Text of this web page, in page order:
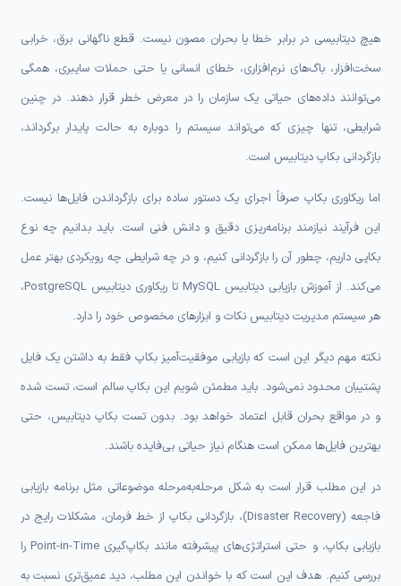
هیچ دیتابیسی در برابر خطا یا بحران مصون نیست. قطع ناگهانی برق، خرابی
سخت‌افزار، باگ‌های نرم‌افزاری، خطای انسانی یا حتی حملات سایبری، همگی
می‌توانند داده‌های حیاتی یک سازمان را در معرض خطر قرار دهند. در چنین
شرایطی، تنها چیزی که می‌تواند سیستم را دوباره به حالت پایدار برگرداند،
بازگردانی بکاپ دیتابیس است.
اما ریکاوری بکاپ صرفاً اجرای یک دستور ساده برای بازگرداندن فایل‌ها نیست.
این فرآیند نیازمند برنامه‌ریزی دقیق و دانش فنی است. باید بدانیم چه نوع
بکاپی داریم، چطور آن را بازگردانی کنیم، و در چه شرایطی چه رویکردی بهتر عمل
می‌کند. از آموزش بازیابی دیتابیس MySQL تا ریکاوری دیتابیس PostgreSQL،
هر سیستم مدیریت دیتابیس نکات و ابزارهای مخصوص خود را دارد.
نکته مهم دیگر این است که بازیابی موفقیت‌آمیز بکاپ فقط به داشتن یک فایل
پشتیبان محدود نمی‌شود. باید مطمئن شویم این بکاپ سالم است، تست شده
و در مواقع بحران قابل اعتماد خواهد بود. بدون تست بکاپ دیتابیس، حتی
بهترین فایل‌ها ممکن است هنگام نیاز حیاتی بی‌فایده باشند.
در این مطلب قرار است به شکل مرحله‌به‌مرحله موضوعاتی مثل برنامه بازیابی
فاجعه (Disaster Recovery)، بازگردانی بکاپ از خط فرمان، مشکلات رایج در
بازیابی بکاپ، و حتی استراتژی‌های پیشرفته مانند بکاپ‌گیری Point-in-Time را
بررسی کنیم. هدف این است که با خواندن این مطلب، دید عمیق‌تری نسبت به